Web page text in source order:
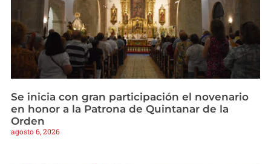
Se inicia con gran participación el novenario
en honor a la Patrona de Quintanar de la
Orden
agosto 6, 2026